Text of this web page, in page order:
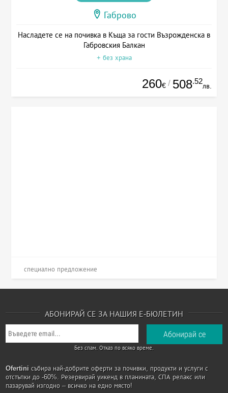
Габрово
Насладете се на почивка в Къща за гости Възрожденска в
Габровския Балкан
+ без храна
260€ / 508.52
лв.
специално предложение
АБОНИРАЙ СЕ ЗА НАШИЯ Е-БЮЛЕТИН
Без спам. Отказ по всяко време.
Ofertini събира най-добрите оферти за почивки, продукти и услуги с
отстъпки до -60%. Резервирай уикенд в планината, СПА релакс или
пазарувай изгодно – всичко на едно място!